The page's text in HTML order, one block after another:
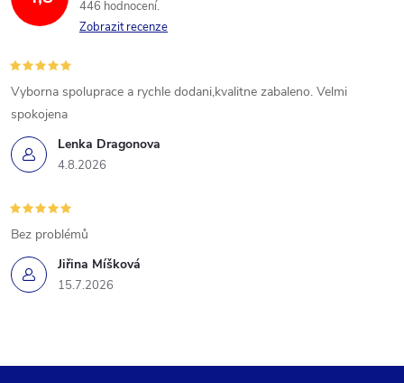
446 hodnocení
Zobrazit recenze
Lenka Dragonova
4.8.2026
Vyborna spoluprace a rychle dodani,kvalitne zabaleno. Velmi
spokojena
Jiřina Míšková
15.7.2026
Bez problémů